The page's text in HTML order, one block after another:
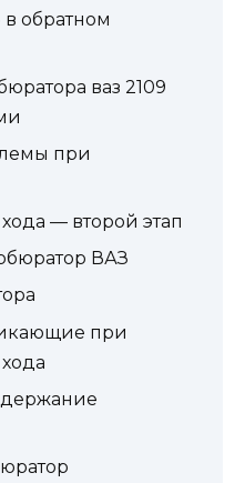
в обратном
ваз 2109
при
— второй этап
ВАЗ
при